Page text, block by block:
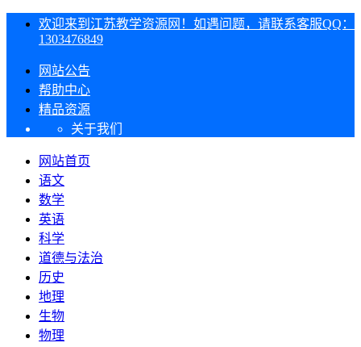
欢迎来到江苏教学资源网！如遇问题，请联系客服QQ：
1303476849
网站公告
帮助中心
精品资源
关于我们
网站首页
语文
数学
英语
科学
道德与法治
历史
地理
生物
物理